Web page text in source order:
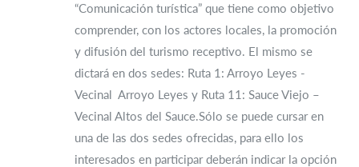
“Comunicación turística” que tiene como objetivo
comprender, con los actores locales, la promoción
y difusión del turismo receptivo. El mismo se
dictará en dos sedes: Ruta 1: Arroyo Leyes -
Vecinal Arroyo Leyes y Ruta 11: Sauce Viejo –
Vecinal Altos del Sauce.Sólo se puede cursar en
una de las dos sedes ofrecidas, para ello los
interesados en participar deberán indicar la opción